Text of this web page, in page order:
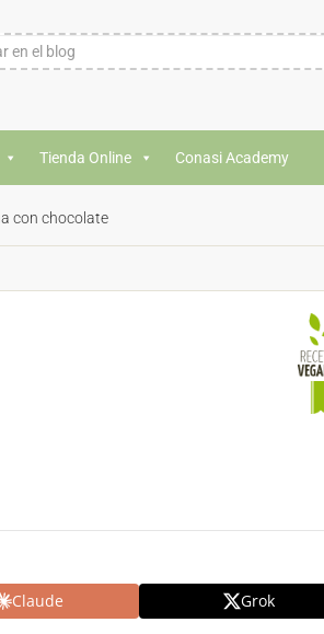
Tienda Online Conasi Academy
con chocolate
Claude Grok